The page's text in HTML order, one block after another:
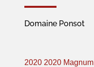
Domaine Ponsot
2020 2020 Magnum